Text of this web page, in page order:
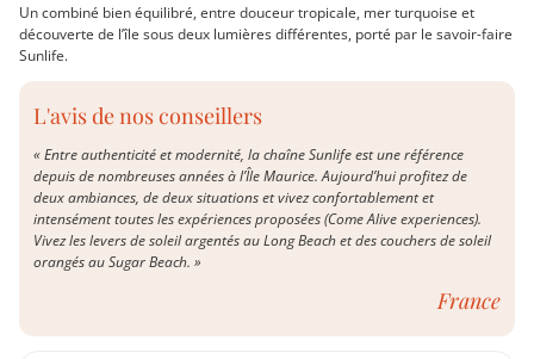
Un combiné bien équilibré, entre douceur tropicale, mer turquoise et
découverte de l’île sous deux lumières différentes, porté par le savoir-faire
Sunlife.
L'avis de nos conseillers
« Entre authenticité et modernité, la chaîne Sunlife est une référence
depuis de nombreuses années à l’Île Maurice. Aujourd’hui profitez de
deux ambiances, de deux situations et vivez confortablement et
intensément toutes les expériences proposées (Come Alive experiences).
Vivez les levers de soleil argentés au Long Beach et des couchers de soleil
orangés au Sugar Beach. »
France